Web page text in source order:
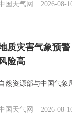
国天气网 2026-08-
质灾害气象预
险高
自然资源部与中国气象
国天气网 2026-08-